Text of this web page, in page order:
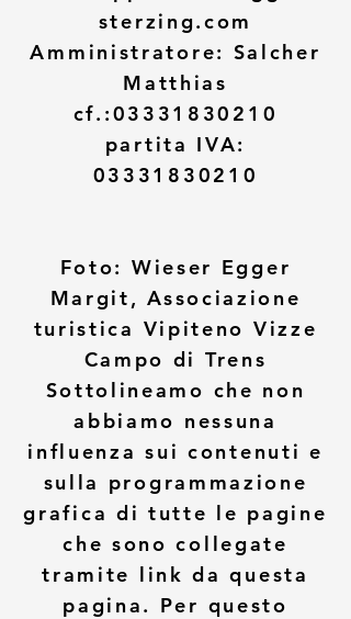
sterzing.com
Amministratore: Salcher
Matthias
cf.:03331830210
partita IVA:
03331830210
Foto: Wieser Egger
Margit, Associazione
turistica Vipiteno Vizze
Campo di Trens
Sottolineamo che non
abbiamo nessuna
influenza sui contenuti e
sulla programmazione
grafica di tutte le pagine
che sono collegate
tramite link da questa
pagina. Per questo